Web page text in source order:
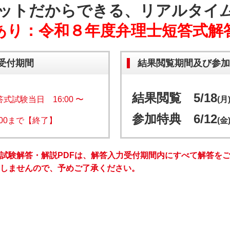
トだからできる、リアルタイ
り：令和８年度弁理士短答式解
付期間
試験当日 16:00 〜
で【終了】
結果閲覧期間及び参
結果閲覧 5/18(月)
参加特典 6/12(金)
験解答・解説PDFは、解答入力受付期間内にすべて解答を
ませんので、予めご了承ください。